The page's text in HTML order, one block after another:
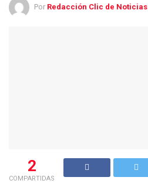
Por Redacción Clic de Noticias
2
COMPARTIDAS